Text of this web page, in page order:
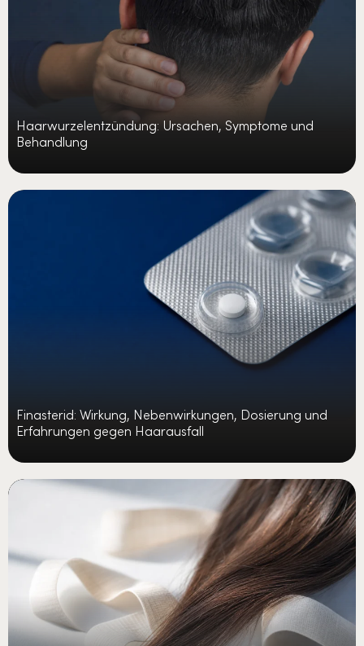
Haarwurzelentzündung: Ursachen, Symptome und
Behandlung
Finasterid: Wirkung, Nebenwirkungen, Dosierung und
Erfahrungen gegen Haarausfall